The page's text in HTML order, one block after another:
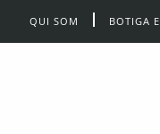
QUI SOM BOTIGA